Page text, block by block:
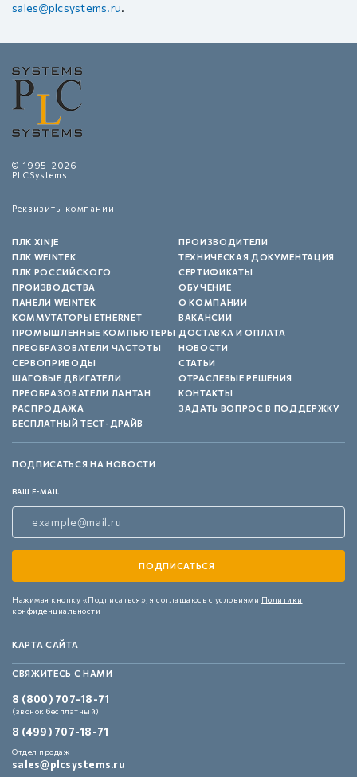
sales@plcsystems.ru.
© 1995-2026
PLCSystems
Реквизиты компании
ПЛК XINJE
ПЛК WEINTEK
ПЛК РОССИЙСКОГО
ПРОИЗВОДСТВА
ПАНЕЛИ WEINTEK
КОММУТАТОРЫ ETHERNET
ПРОМЫШЛЕННЫЕ КОМПЬЮТЕРЫ
ПРЕОБРАЗОВАТЕЛИ ЧАСТОТЫ
СЕРВОПРИВОДЫ
ШАГОВЫЕ ДВИГАТЕЛИ
ПРЕОБРАЗОВАТЕЛИ ЛАНТАН
РАСПРОДАЖА
БЕСПЛАТНЫЙ ТЕСТ-ДРАЙВ
ПРОИЗВОДИТЕЛИ
ТЕХНИЧЕСКАЯ ДОКУМЕНТАЦИЯ
СЕРТИФИКАТЫ
ОБУЧЕНИЕ
О КОМПАНИИ
ВАКАНСИИ
ДОСТАВКА И ОПЛАТА
НОВОСТИ
СТАТЬИ
ОТРАСЛЕВЫЕ РЕШЕНИЯ
КОНТАКТЫ
ЗАДАТЬ ВОПРОС В ПОДДЕРЖКУ
ПОДПИСАТЬСЯ НА НОВОСТИ
ВАШ E-MAIL
Нажимая кнопку «Подписаться», я соглашаюсь с условиями Политики
конфиденциальности
КАРТА САЙТА
СВЯЖИТЕСЬ С НАМИ
8 (800) 707-18-71
(звонок бесплатный)
8 (499) 707-18-71
Отдел продаж
sales@plcsystems.ru